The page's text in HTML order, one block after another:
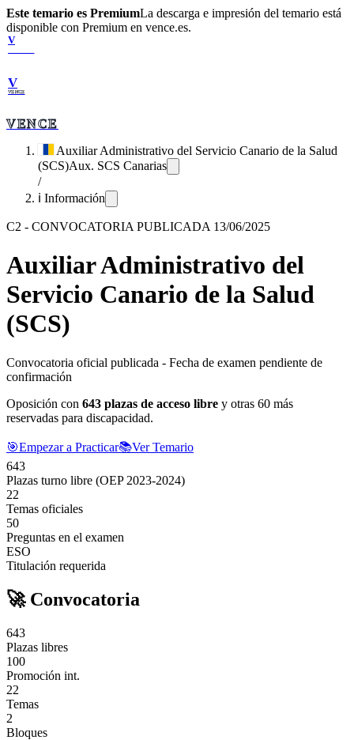
Este temario es PremiumLa descarga e impresión del temario está
disponible con Premium en vence.es.
V
V
VENCE
VENCE
Auxiliar Administrativo del Servicio Canario de la Salud
(SCS)Aux. SCS Canarias
/
ℹ️ Información
C2 - CONVOCATORIA PUBLICADA 13/06/2025
Auxiliar Administrativo del
Servicio Canario de la Salud
(SCS)
Convocatoria oficial publicada - Fecha de examen pendiente de
confirmación
Oposición con 643 plazas de acceso libre y otras 60 más
reservadas para discapacidad.
🎯Empezar a Practicar📚Ver Temario
643
Plazas turno libre (OEP 2023-2024)
22
Temas oficiales
50
Preguntas en el examen
ESO
Titulación requerida
🚀 Convocatoria
643
Plazas libres
100
Promoción int.
22
Temas
2
Bloques